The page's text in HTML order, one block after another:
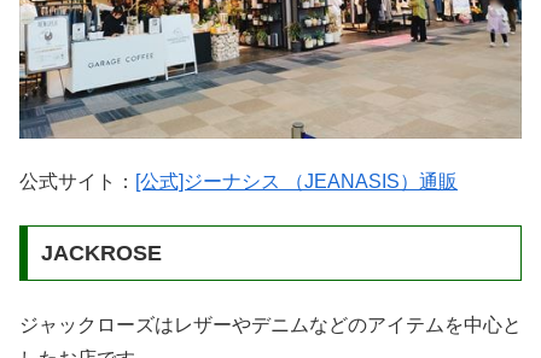
公式サイト： [公式]ジーナシス （JEANASIS）通販
JACKROSE
ジャックローズはレザーやデニムなどのアイテムを中心と